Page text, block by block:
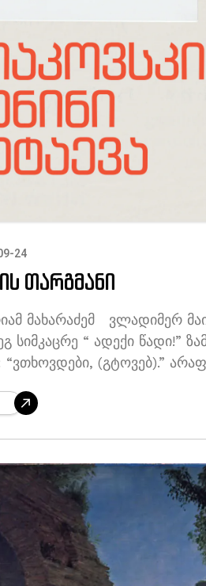
24
თარგმანი
მახარაძემ ვლადიმერ
სიმკაცრე “ ადექი წადი!”
“ვთხოვდები, (გტოვებ).”